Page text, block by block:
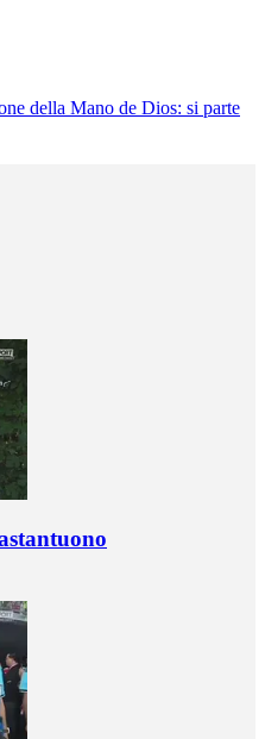
della Mano de Dios: si parte